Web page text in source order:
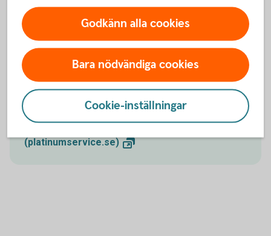
Frågor om försäkring, spärra kortet? Ett nummer för
alla frågor gällande Mastercard Platinum.
Spärrservice öppet dygnet runt och för övriga frågor
vardagar 9.00-18.00.
Platinumservice
(platinumservice.se)
Godkänn alla cookies
Bara nödvändiga cookies
Cookie-inställningar